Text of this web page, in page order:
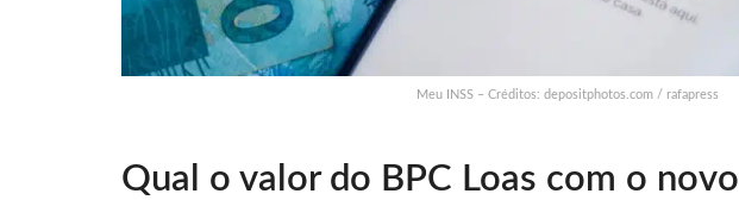
Meu INSS – Créditos: depositphotos.com / rafapress
Qual o valor do BPC Loas com o